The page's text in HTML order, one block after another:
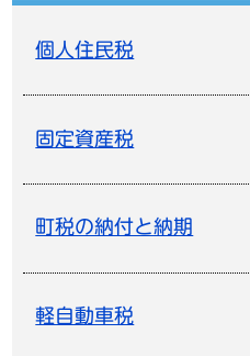
個人住民税
固定資産税
町税の納付と納期
軽自動車税